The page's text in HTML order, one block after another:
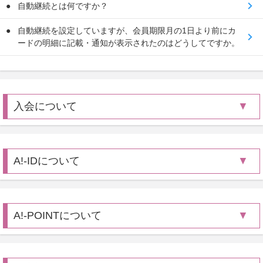
自動継続とは何ですか？
自動継続を設定していますが、会員期限月の1日より前にカ
ードの明細に記載・通知が表示されたのはどうしてですか。
入会について
A!-IDについて
A!-POINTについて